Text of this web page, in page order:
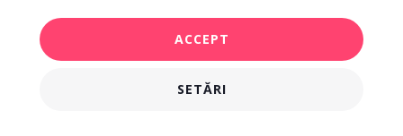
ACCEPT
SETĂRI